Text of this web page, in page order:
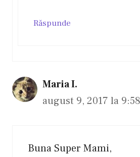
Răspunde
Maria I.
august 9, 2017 la
Buna Super Mami,